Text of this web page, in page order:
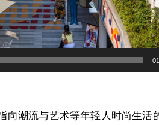
向潮流与艺术等年轻人时尚生